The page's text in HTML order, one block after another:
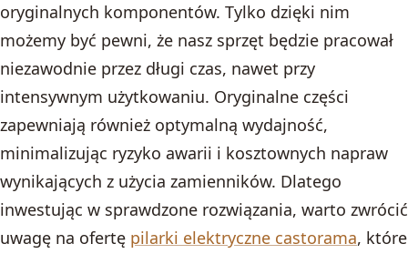
oryginalnych komponentów. Tylko dzięki nim
możemy być pewni, że nasz sprzęt będzie pracował
niezawodnie przez długi czas, nawet przy
intensywnym użytkowaniu. Oryginalne części
zapewniają również optymalną wydajność,
minimalizując ryzyko awarii i kosztownych napraw
wynikających z użycia zamienników. Dlatego
inwestując w sprawdzone rozwiązania, warto zwrócić
uwagę na ofertę pilarki elektryczne castorama, które